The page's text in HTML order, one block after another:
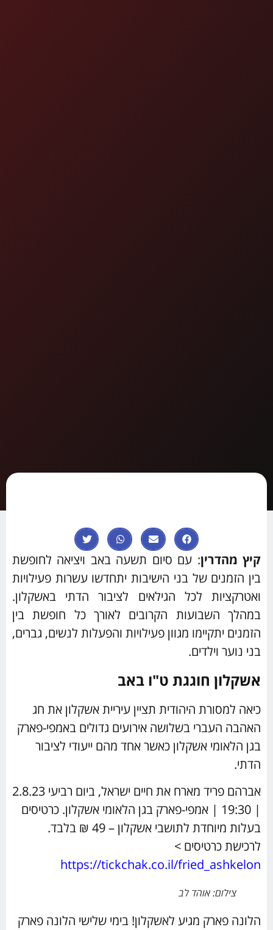
קיץ מהדרין: עם סיום תשעה באב ויציאה לחופשת
בין הזמנים של בני הישיבות יתחדשו עשרות פעילויות
ואטרקציות לכל הגילאים לציבור הדתי באשקלון.
במהלך השבועות הקרובים לאורך כל חופשת בין
הזמנים יתקיימו מגוון פעילויות והפעלות לנשים, גברים,
בני נוער וילדים.
אשקלון חוגגת ט"ו באב
כיאה למסורת היהודית תציין עיריית אשקלון את חג
האהבה העברי בשלושה אירועים גדולים באמפי-פארק
בגן הלאומי אשקלון כאשר אחד מהם ייעודי לציבור
הדתי.
אברהם פריד מארח את חיים ישראל, ביום רביעי 2.8.23
| 19:30 | אמפי-פארק בגן הלאומי אשקלון. כרטיסים
בעלות מיוחדת לתושבי אשקלון – 49 ₪ בלבד.
לרכישת כרטיסים >
https://tickchak.co.il/fried_ashkelon
צילום: אוהד לב
הלונה פארק מגיע לאשקלון! בימי שלישי הלונה פארק